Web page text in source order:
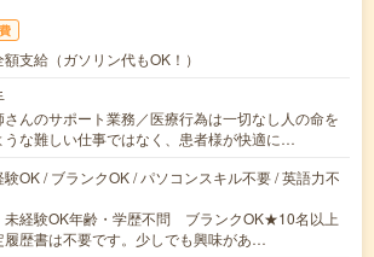
支給（ガソリン代もOK！）
さんのサポート業務／医療行為は一切なし人の命を
うな難しい仕事ではなく、患者様が快適に…
OK / ブランクOK / パソコンスキル不要 / 英語力不
未経験OK年齢・学歴不問 ブランクOK★10名以上
履歴書は不要です。少しでも興味があ…